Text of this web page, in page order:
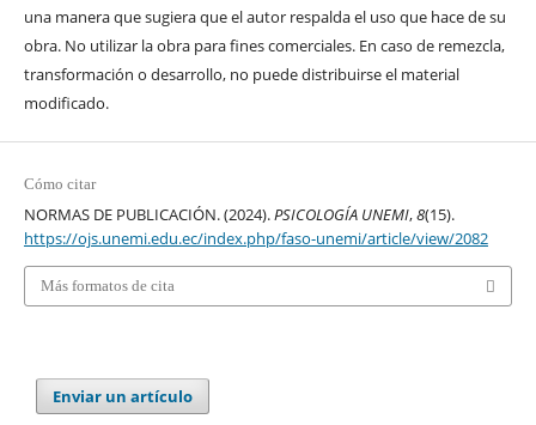
una manera que sugiera que el autor respalda el uso que hace de su
obra. No utilizar la obra para fines comerciales. En caso de remezcla,
transformación o desarrollo, no puede distribuirse el material
modificado.
Cómo citar
NORMAS DE PUBLICACIÓN. (2024).PSICOLOGÍA UNEMI,8(15).
https://ojs.unemi.edu.ec/index.php/faso-unemi/article/view/2082
Más formatos de cita
Enviar un artículo